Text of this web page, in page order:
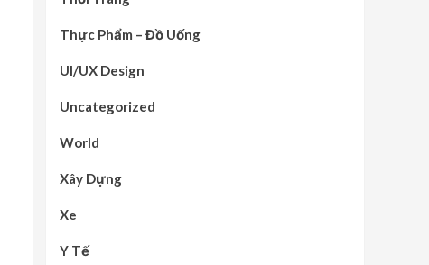
Thực Phẩm – Đồ Uống
UI/UX Design
Uncategorized
World
Xây Dựng
Xe
Y Tế